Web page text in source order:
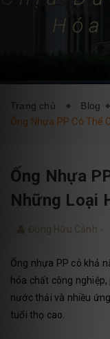
Trang chủ
Blog
Ống Nhựa PP Có Thể
Ống Nhựa
Những Loại
Đồng Hữu Cảnh -
Ống nhựa PP có khả
hóa chất công
nước thải và nhiều
tuổi thọ cao.